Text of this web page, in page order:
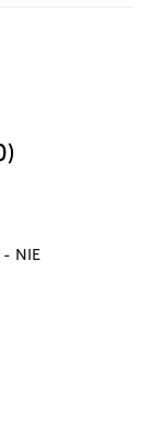
- NIE